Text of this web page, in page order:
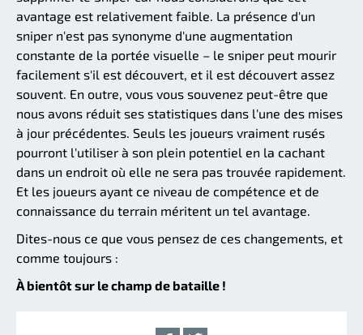
avantage est relativement faible. La présence d'un
sniper n'est pas synonyme d'une augmentation
constante de la portée visuelle – le sniper peut mourir
facilement s'il est découvert, et il est découvert assez
souvent. En outre, vous vous souvenez peut-être que
nous avons réduit ses statistiques dans l'une des mises
à jour précédentes. Seuls les joueurs vraiment rusés
pourront l'utiliser à son plein potentiel en la cachant
dans un endroit où elle ne sera pas trouvée rapidement.
Et les joueurs ayant ce niveau de compétence et de
connaissance du terrain méritent un tel avantage.
Dites-nous ce que vous pensez de ces changements, et
comme toujours :
À bientôt sur le champ de bataille !